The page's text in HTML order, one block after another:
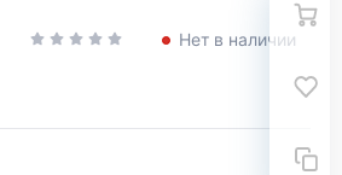
Нет в наличии